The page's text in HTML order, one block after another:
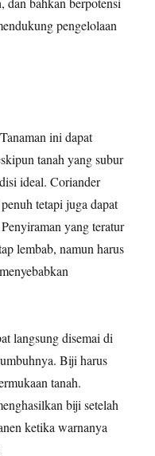
pengelolaan
ini dapat
tanah yang subur
ideal. Coriander
tetapi juga dapat
yang teratur
lembab, namun harus
langsung disemai di
Biji harus
tanah.
biji setelah
ketika warnanya